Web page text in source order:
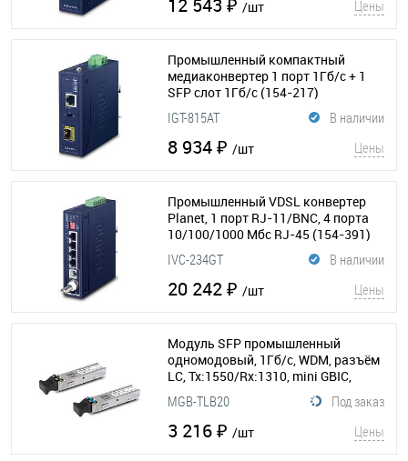
12 543 ₽ /шт Цены
Промышленный компактный
медиаконвертер 1 порт 1Гб/с + 1
SFP слот 1Гб/с (154-217)
В наличии
IGT-815AT
8 934 ₽ /шт Цены
Промышленный VDSL конвертер
Planet, 1 порт RJ-11/BNC, 4 порта
10/100/1000 Мбс RJ-45 (154-391)
В наличии
IVC-234GT
20 242 ₽ /шт Цены
Модуль SFP промышленный
одномодовый, 1Гб/с, WDM, разъём
LC, Tx:1550/Rx:1310, mini GBIC,
20км(156-119) Под заказ
MGB-TLB20
3 216 ₽ /шт Цены